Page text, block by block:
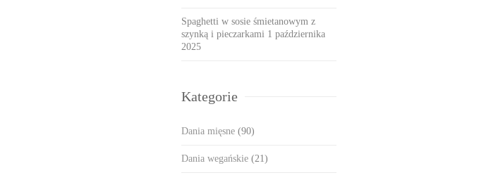
Spaghetti w sosie śmietanowym z
szynką i pieczarkami 1 października
2025
Kategorie
Dania mięsne (90)
Dania wegańskie (21)